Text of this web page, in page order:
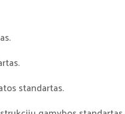
standartas.